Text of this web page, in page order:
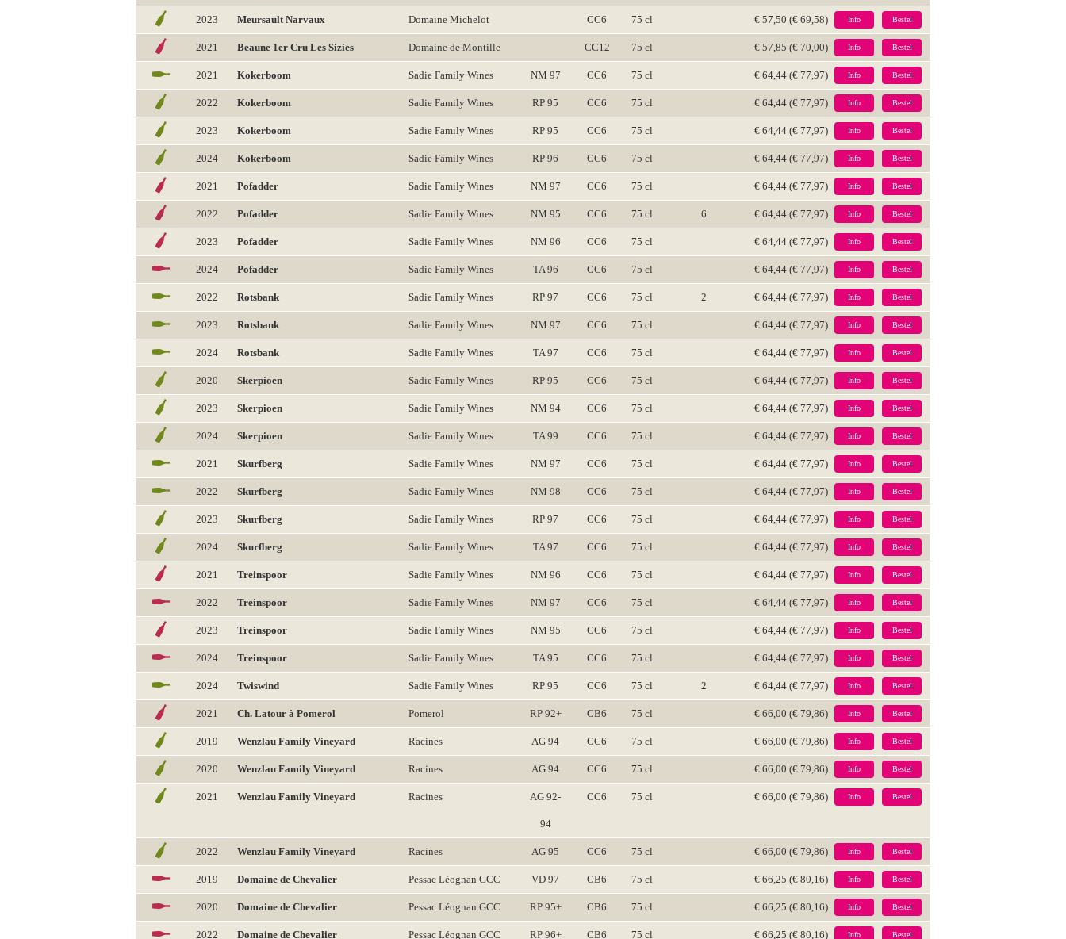
2023 Meursault Narvaux Domaine Michelot CC6 75 cl € 57,50 (€ 69,58) Info Bestel
2021 Beaune 1er Cru Les Sizies Domaine de Montille CC12 75 cl € 57,85 (€ 70,00) Info Bestel
2021 Kokerboom Sadie Family Wines NM 97 CC6 75 cl € 64,44 (€ 77,97) Info Bestel
2022 Kokerboom Sadie Family Wines RP 95 CC6 75 cl € 64,44 (€ 77,97) Info Bestel
2023 Kokerboom Sadie Family Wines RP 95 CC6 75 cl € 64,44 (€ 77,97) Info Bestel
2024 Kokerboom Sadie Family Wines RP 96 CC6 75 cl € 64,44 (€ 77,97) Info Bestel
2021 Pofadder Sadie Family Wines NM 97 CC6 75 cl € 64,44 (€ 77,97) Info Bestel
2022 Pofadder Sadie Family Wines NM 95 CC6 75 cl 6 € 64,44 (€ 77,97) Info Bestel
2023 Pofadder Sadie Family Wines NM 96 CC6 75 cl € 64,44 (€ 77,97) Info Bestel
2024 Pofadder Sadie Family Wines TA 96 CC6 75 cl € 64,44 (€ 77,97) Info Bestel
2022 Rotsbank Sadie Family Wines RP 97 CC6 75 cl 2 € 64,44 (€ 77,97) Info Bestel
2023 Rotsbank Sadie Family Wines NM 97 CC6 75 cl € 64,44 (€ 77,97) Info Bestel
2024 Rotsbank Sadie Family Wines TA 97 CC6 75 cl € 64,44 (€ 77,97) Info Bestel
2020 Skerpioen Sadie Family Wines RP 95 CC6 75 cl € 64,44 (€ 77,97) Info Bestel
2023 Skerpioen Sadie Family Wines NM 94 CC6 75 cl € 64,44 (€ 77,97) Info Bestel
2024 Skerpioen Sadie Family Wines TA 99 CC6 75 cl € 64,44 (€ 77,97) Info Bestel
2021 Skurfberg Sadie Family Wines NM 97 CC6 75 cl € 64,44 (€ 77,97) Info Bestel
2022 Skurfberg Sadie Family Wines NM 98 CC6 75 cl € 64,44 (€ 77,97) Info Bestel
2023 Skurfberg Sadie Family Wines RP 97 CC6 75 cl € 64,44 (€ 77,97) Info Bestel
2024 Skurfberg Sadie Family Wines TA 97 CC6 75 cl € 64,44 (€ 77,97) Info Bestel
2021 Treinspoor Sadie Family Wines NM 96 CC6 75 cl € 64,44 (€ 77,97) Info Bestel
2022 Treinspoor Sadie Family Wines NM 97 CC6 75 cl € 64,44 (€ 77,97) Info Bestel
2023 Treinspoor Sadie Family Wines NM 95 CC6 75 cl € 64,44 (€ 77,97) Info Bestel
2024 Treinspoor Sadie Family Wines TA 95 CC6 75 cl € 64,44 (€ 77,97) Info Bestel
2024 Twiswind Sadie Family Wines RP 95 CC6 75 cl 2 € 64,44 (€ 77,97) Info Bestel
2021 Ch. Latour à Pomerol Pomerol RP 92+ CB6 75 cl € 66,00 (€ 79,86) Info Bestel
2019 Wenzlau Family Vineyard Racines AG 94 CC6 75 cl € 66,00 (€ 79,86) Info Bestel
2020 Wenzlau Family Vineyard Racines AG 94 CC6 75 cl € 66,00 (€ 79,86) Info Bestel
2021 Wenzlau Family Vineyard Racines AG 92-
94
CC6 75 cl € 66,00 (€ 79,86) Info Bestel
2022 Wenzlau Family Vineyard Racines AG 95 CC6 75 cl € 66,00 (€ 79,86) Info Bestel
2019 Domaine de Chevalier Pessac Léognan GCC VD 97 CB6 75 cl € 66,25 (€ 80,16) Info Bestel
2020 Domaine de Chevalier Pessac Léognan GCC RP 95+ CB6 75 cl € 66,25 (€ 80,16) Info Bestel
2022 Domaine de Chevalier Pessac Léognan GCC RP 96+ CB6 75 cl € 66,25 (€ 80,16) Info Bestel